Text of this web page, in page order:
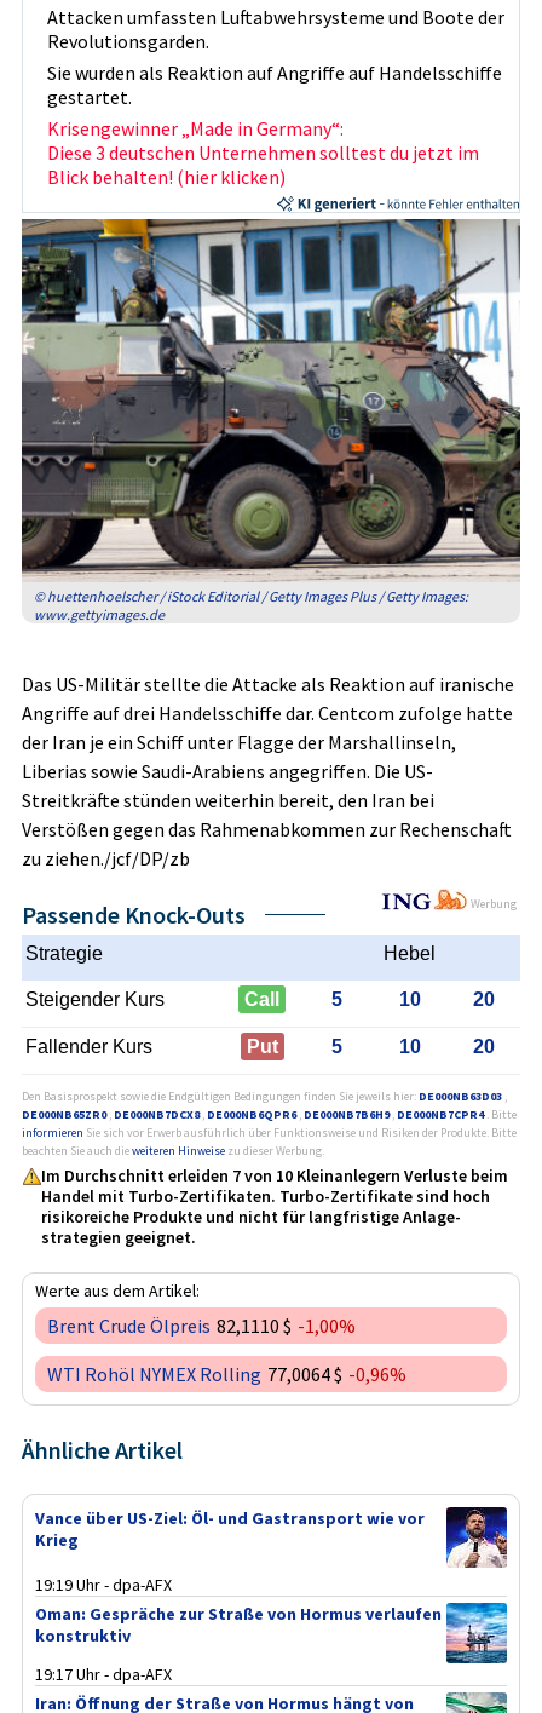
Attacken umfassten Luftabwehrsysteme und Boote der
Revolutionsgarden.
Sie wurden als Reaktion auf Angriffe auf Handelsschiffe
gestartet.
Krisengewinner „Made in Germany“:
Diese 3 deutschen Unternehmen solltest du jetzt im
Blick behalten! (hier klicken)
© huettenhoelscher / iStock Editorial / Getty Images Plus / Getty Images:
www.gettyimages.de
Das US-Militär stellte die Attacke als Reaktion auf iranische
Angriffe auf drei Handelsschiffe dar. Centcom zufolge hatte
der Iran je ein Schiff unter Flagge der Marshallinseln,
Liberias sowie Saudi-Arabiens angegriffen. Die US-
Streitkräfte stünden weiterhin bereit, den Iran bei
Verstößen gegen das Rahmenabkommen zur Rechenschaft
zu ziehen./jcf/DP/zb
Werbung
Passende Knock-Outs
Strategie Hebel
Steigender Kurs Call 5 10 20
Fallender Kurs Put 5 10 20
Den Basisprospekt sowie die Endgültigen Bedingungen finden Sie jeweils hier: DE000NB63D03 ,
DE000NB65ZR0, DE000NB7DCX8, DE000NB6QPR6, DE000NB7B6H9, DE000NB7CPR4. Bitte
informieren Sie sich vor Erwerb ausführlich über Funktionsweise und Risiken der Produkte. Bitte
beachten Sie auch dieweiteren Hinweise zu dieser Werbung.
Im Durchschnitt erleiden 7 von 10 Kleinanlegern Verluste beim
Handel mit Turbo-Zertifikaten. Turbo-Zertifikate sind hoch
risikoreiche Produkte und nicht für langfristige Anlage­
strategien geeignet.
Werte aus dem Artikel:
Brent Crude Ölpreis 82,1110 $ -1,00%
WTI Rohöl NYMEX Rolling 77,0064 $ -0,96%
Ähnliche Artikel
Vance über US-Ziel: Öl- und Gastransport wie vor
Krieg
19:19 Uhr - dpa-AFX
Oman: Gespräche zur Straße von Hormus verlaufen
konstruktiv
19:17 Uhr - dpa-AFX
Iran: Öffnung der Straße von Hormus hängt von